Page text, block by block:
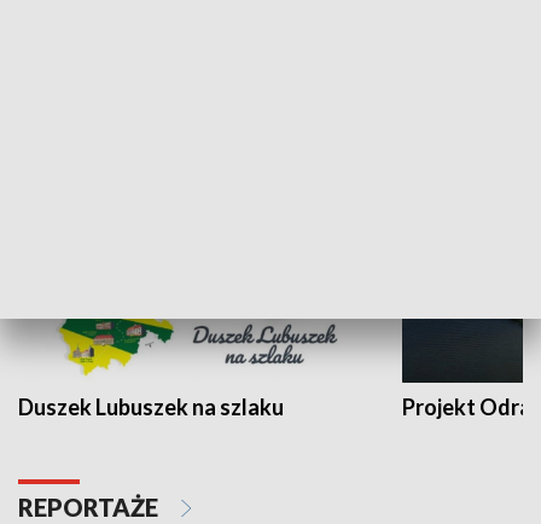
Duszek Lubuszek na szlaku Projekt Odra
REPORTAŻE